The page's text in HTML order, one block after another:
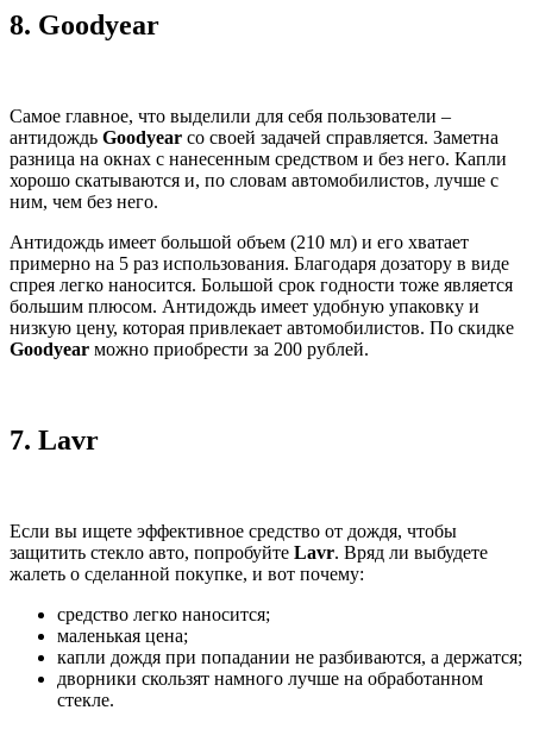
8. Goodyear
Самое главное, что выделили для себя пользователи –
антидождь Goodyear со своей задачей справляется. Заметна
разница на окнах с нанесенным средством и без него. Капли
хорошо скатываются и, по словам автомобилистов, лучше с
ним, чем без него.
Антидождь имеет большой объем (210 мл) и его хватает
примерно на 5 раз использования. Благодаря дозатору в виде
спрея легко наносится. Большой срок годности тоже является
большим плюсом. Антидождь имеет удобную упаковку и
низкую цену, которая привлекает автомобилистов. По скидке
Goodyear можно приобрести за 200 рублей.
7. Lavr
Если вы ищете эффективное средство от дождя, чтобы
защитить стекло авто, попробуйте Lavr. Вряд ли выбудете
жалеть о сделанной покупке, и вот почему:
средство легко наносится;
маленькая цена;
капли дождя при попадании не разбиваются, а держатся;
дворники скользят намного лучше на обработанном
стекле.